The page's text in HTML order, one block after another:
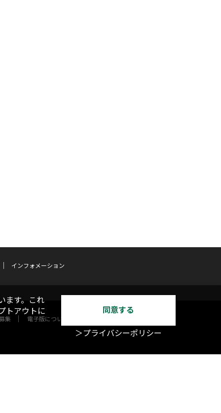
インフォメーション
集 電子版について
ます。これ
トアウトに
同意する
＞プライバシーポリシー